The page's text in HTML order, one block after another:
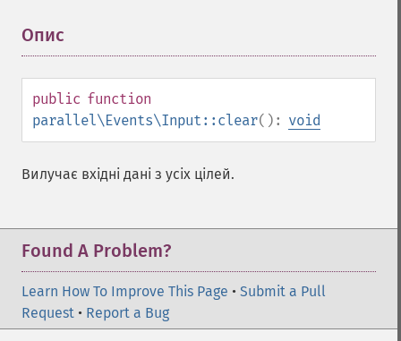
Опис
public function
parallel\Events\Input::clear(): void
Вилучає вхідні дані з усіх цілей.
Found A Problem?
Learn How To Improve This Page • Submit a Pull
Request • Report a Bug